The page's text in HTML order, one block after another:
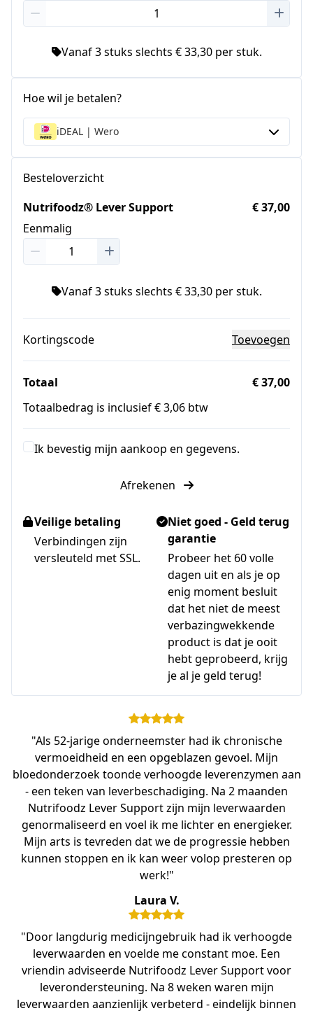
Vanaf 3 stuks slechts € 33,30 per stuk.
Hoe wil je betalen?
iDEAL | Wero
Besteloverzicht
Nutrifoodz® Lever Support
Eenmalig
€ 37,00
Vanaf 3 stuks slechts € 33,30 per stuk.
Kortingscode Toevoegen
Totaal
€ 37,00
Totaalbedrag is inclusief € 3,06 btw
Ik bevestig mijn aankoop en gegevens.
Afrekenen
Veilige betaling
Verbindingen zijn
versleuteld met SSL.
Niet goed - Geld terug
garantie
Probeer het 60 volle
dagen uit en als je op
enig moment besluit
dat het niet de meest
verbazingwekkende
product is dat je ooit
hebt geprobeerd, krijg
je al je geld terug!
"Als 52-jarige onderneemster had ik chronische
vermoeidheid en een opgeblazen gevoel. Mijn
bloedonderzoek toonde verhoogde leverenzymen aan
- een teken van leverbeschadiging. Na 2 maanden
Nutrifoodz Lever Support zijn mijn leverwaarden
genormaliseerd en voel ik me lichter en energieker.
Mijn arts is tevreden dat we de progressie hebben
kunnen stoppen en ik kan weer volop presteren op
werk!"
Laura V.
"Door langdurig medicijngebruik had ik verhoogde
leverwaarden en voelde me constant moe. Een
vriendin adviseerde Nutrifoodz Lever Support voor
leverondersteuning. Na 8 weken waren mijn
leverwaarden aanzienlijk verbeterd - eindelijk binnen